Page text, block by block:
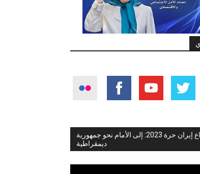
اجتماع إيران حرة 2023: إلى الأمام نحو جمهورية
ديمقراطية